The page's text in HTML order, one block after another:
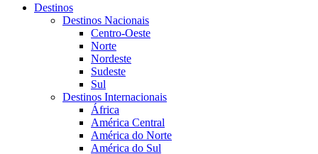
Destinos
Destinos Nacionais
Centro-Oeste
Norte
Nordeste
Sudeste
Sul
Destinos Internacionais
África
América Central
América do Norte
América do Sul